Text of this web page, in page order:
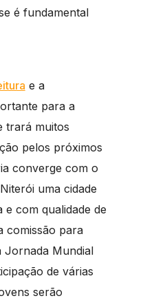
é fundamental
e a
para a
trará muitos
pelos próximos
converge com o
uma cidade
e com qualidade de
comissão para
Jornada Mundial
de várias
serão